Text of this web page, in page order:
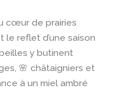
cœur de prairies
le reflet d’une saison
y butinent
🌸 châtaigniers et
à un miel ambré